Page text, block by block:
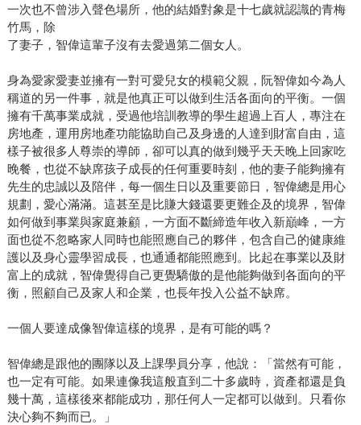
一次也不曾涉入聲色場所，他的結婚對象是十七歲就認識的青梅
竹馬，除
了妻子，智偉這輩子沒有去愛過第二個女人。
身為愛家愛妻並擁有一對可愛兒女的模範父親，阮智偉如今為人
稱道的另一件事，就是他真正可以做到生活各面向的平衡。一個
擁有千萬事業成就，受過他培訓教導的學生超過上百人，專注在
房地產，運用房地產功能協助自己及身邊的人達到財富自由，這
樣子被很多人尊崇的導師，卻可以真的做到幾乎天天晚上回家吃
晚餐，也從不缺席孩子成長的任何重要時刻，他的妻子能夠擁有
先生的忠誠以及陪伴，每一個生日以及重要節日，智偉總是用心
規劃，愛心滿滿。這甚至是比賺大錢還要更難企及的境界，智偉
如何做到事業與家庭兼顧，一方面不斷締造年收入新巔峰，一方
面也從不忽略家人同時也能照應自己的夥伴，包含自己的健康維
護以及身心靈學習成長，也通通都能照應到。比起在事業以及財
富上的成就，智偉覺得自己更覺驕傲的是他能夠做到各面向的平
衡，照顧自己及家人和企業，也長年投入公益不缺席。
一個人要達成像智偉這樣的境界，是有可能的嗎？
智偉總是跟他的團隊以及上課學員分享，他說：「當然有可能，
也一定有可能。如果連像我這般直到二十多歲時，資產都還是負
幾十萬，這樣後來都能成功，那任何人一定都可以做到。只看你
決心夠不夠而已。」